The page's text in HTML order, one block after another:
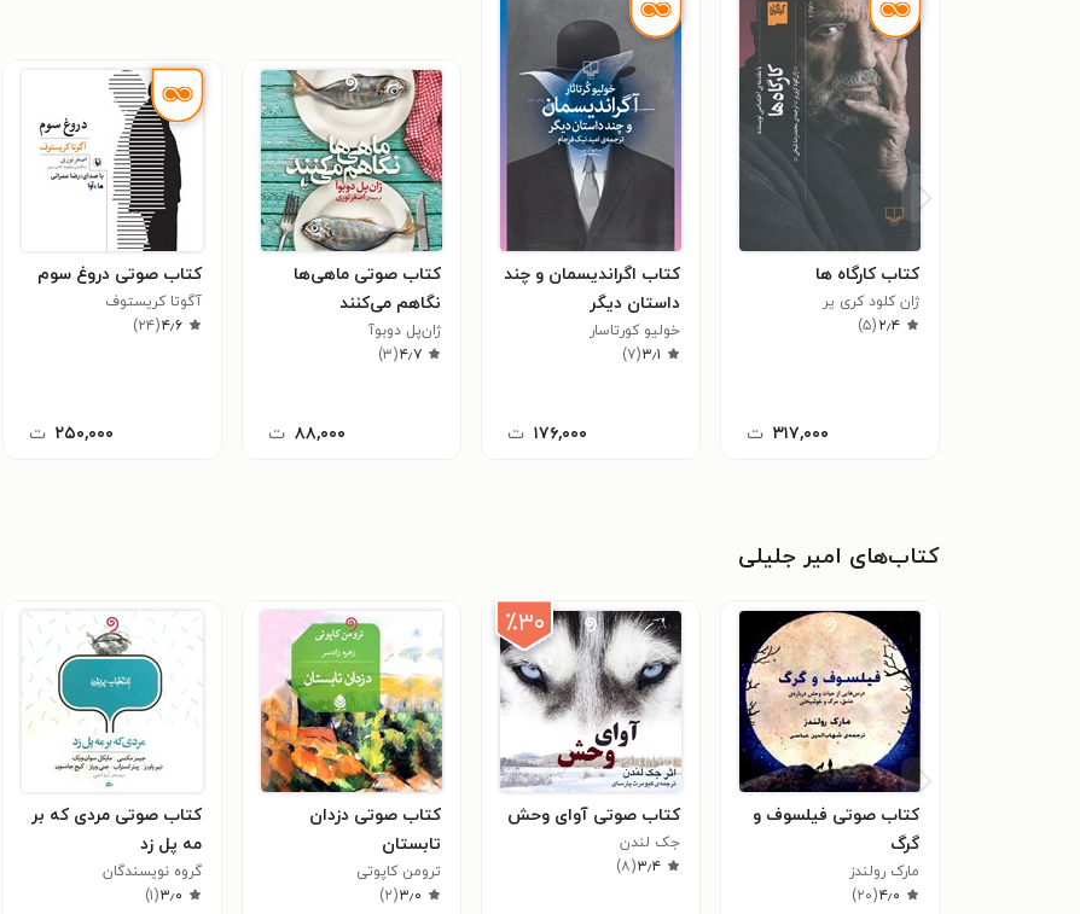
کتاب کارگاه ها
ژان کلود کری یر
۲٫۴(۵)
۳۱۷,۰۰۰ ت
کتاب اگراندیسمان و چند
داستان دیگر
خولیو کورتاسار
۳٫۱(۷)
۱۷۶,۰۰۰ ت
کتاب صوتی ماهی‌ها
نگاهم می‌کنند
ژان‌پل دوبوآ
۴٫۷(۳)
۸۸,۰۰۰ ت
کتاب صوتی دروغ سوم
آگوتا کریستوف
۴٫۶(۲۴)
۲۵۰,۰۰۰ ت
کتاب‌های امیر جلیلی
کتاب صوتی فیلسوف و
گرگ
مارک رولندز
۴٫۰(۲۰)
٪۳۰
کتاب صوتی آوای وحش
جک لندن
۳٫۴(۸)
کتاب صوتی دزدان
تابستان
ترومن کاپوتی
۳٫۰(۲)
کتاب صوتی مردی که بر
مه پل زد
گروه نویسندگان
۳٫۰(۱)